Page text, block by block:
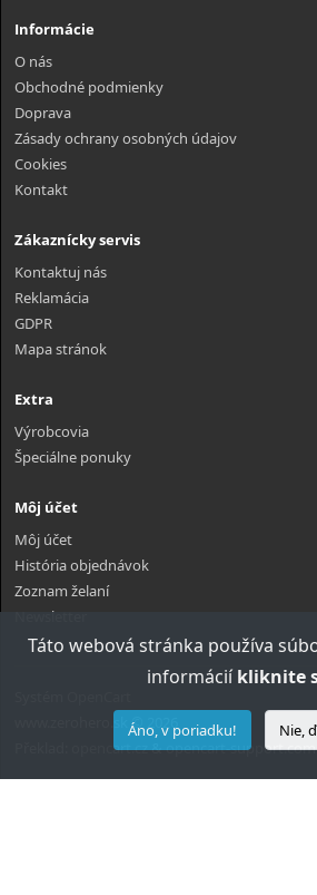
Informácie
O nás
Obchodné podmienky
Doprava
Zásady ochrany osobných údajov
Cookies
Kontakt
Zákaznícky servis
Kontaktuj nás
Reklamácia
GDPR
Mapa stránok
Extra
Výrobcovia
Špeciálne ponuky
Môj účet
Môj účet
História objednávok
Zoznam želaní
Newsletter
www.zerohero.sk © 2026
opencart.cz&opencart-support.com
Táto webová stránka používa
informácií kliknite
Áno, v poriadku! Nie,